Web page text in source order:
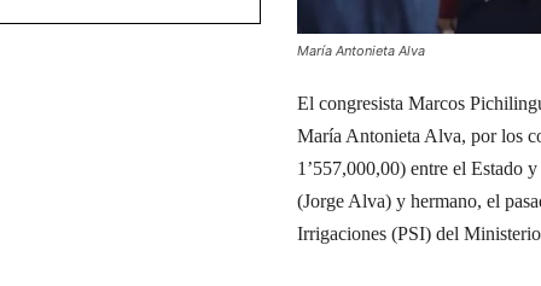
María Antonieta Alva
El congresista Marcos
María Antonieta Alva, por los
1’557,000,00) entre el Estado
(Jorge Alva) y hermano, el
Irrigaciones (PSI) del